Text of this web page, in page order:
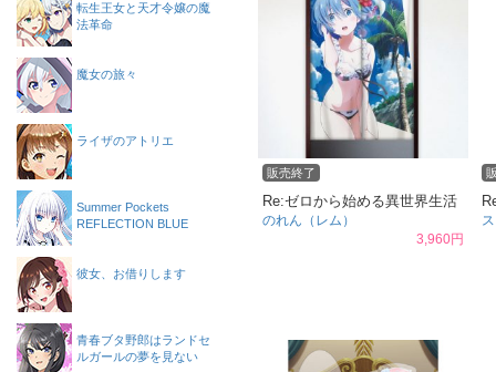
販売終了
Re:ゼロから始める異世界生活
のれん（レム）
3,960円
転生王女と天才令嬢の魔
法革命
魔女の旅々
ライザのアトリエ
Summer Pockets
REFLECTION BLUE
彼女、お借りします
青春ブタ野郎はランドセ
ルガールの夢を見ない